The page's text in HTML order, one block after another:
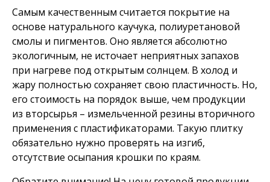
Самым качественным считается покрытие на
основе натурального каучука, полиуретановой
смолы и пигментов. Оно является абсолютно
экологичным, не источает неприятных запахов
при нагреве под открытым солнцем. В холод и
жару полностью сохраняет свою пластичность. Но,
его стоимость на порядок выше, чем продукции
из вторсырья – измельченной резины вторичного
применения с пластификаторами. Такую плитку
обязательно нужно проверять на изгиб,
отсутствие осыпания крошки по краям.